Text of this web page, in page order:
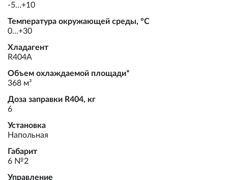
-5…+10
Температура окружающей среды, °С
0...+30
Хладагент
R404А
Объем охлаждаемой площади*
368 м³
Доза заправки R404, кг
6
Установка
Напольная
Габарит
6 №2
Управление